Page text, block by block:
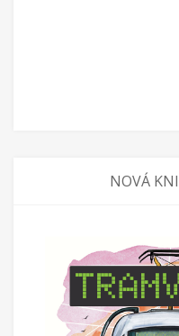
NOVÁ